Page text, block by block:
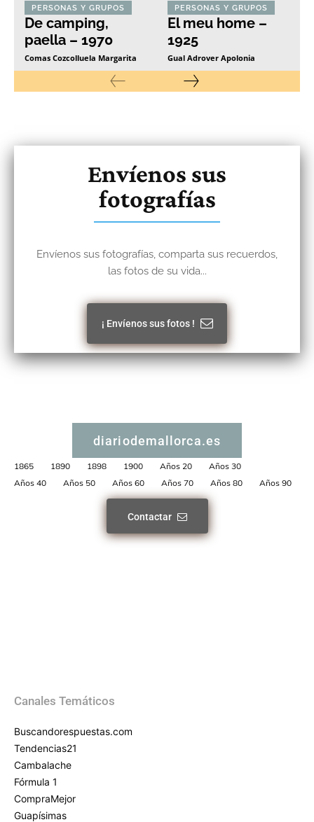
PERSONAS Y GRUPOS
De camping,
paella – 1970
Comas Cozcolluela Margarita
PERSONAS Y GRUPOS
El meu home –
1925
Gual Adrover Apolonia
Envíenos sus
fotografías
Envíenos sus fotografías, comparta sus recuerdos,
las fotos de su vida...
¡ Envíenos sus fotos !
diariodemallorca.es
1865 1890 1898 1900 Años 20
Años 30
Años 40
Años 50 Años 60 Años 70 Años 80 Años 90
Contactar
Canales Temáticos
Buscandorespuestas.com
Tendencias21
Cambalache
Fórmula 1
CompraMejor
Guapísimas